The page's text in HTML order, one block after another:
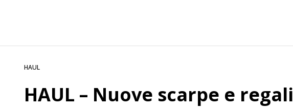
HAUL
HAUL – Nuove scarpe e regali